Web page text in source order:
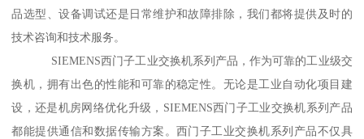
品选型、设备调试还是日常维护和故障排除，我们都将提供及时的
技术咨询和技术服务。
SIEMENS西门子工业交换机系列产品，作为可靠的工业级交
换机，拥有出色的性能和可靠的稳定性。无论是工业自动化项目建
设，还是机房网络优化升级，SIEMENS西门子工业交换机系列产品
都能提供通信和数据传输方案。西门子工业交换机系列产品不仅具